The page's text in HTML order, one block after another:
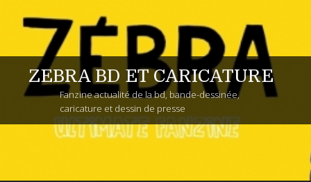
ZEBRA BD ET CARICATURE
Fanzine actualité de la bd, bande-dessinée,
caricature et dessin de presse